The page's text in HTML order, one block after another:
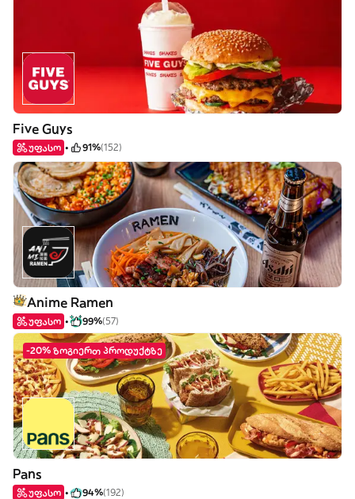
Five Guys
უფასო 91%(152)
Anime Ramen
უფასო 99%(57)
-20% ზოგიერთ პროდუქტზე
Pans
უფასო 94%(192)